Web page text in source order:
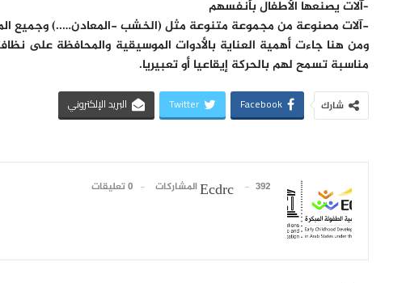
–آلات يصنعها الأطفال بأنفسهم
-آلات مصنوعة من مجموعة متنوعة مثل (الخشب -المعادن…..) وجميع
ومن هنا جاءت أهمية العناية بالأدوات الموسيقية والمحافظة على
مناسبة تسمح لهم بالحركة إيقاعيا أو تعبيريا.
شارك Facebook
Twitter البريد الإلكتروني
Ecdrc 392 المشاركات 0 تعليقات